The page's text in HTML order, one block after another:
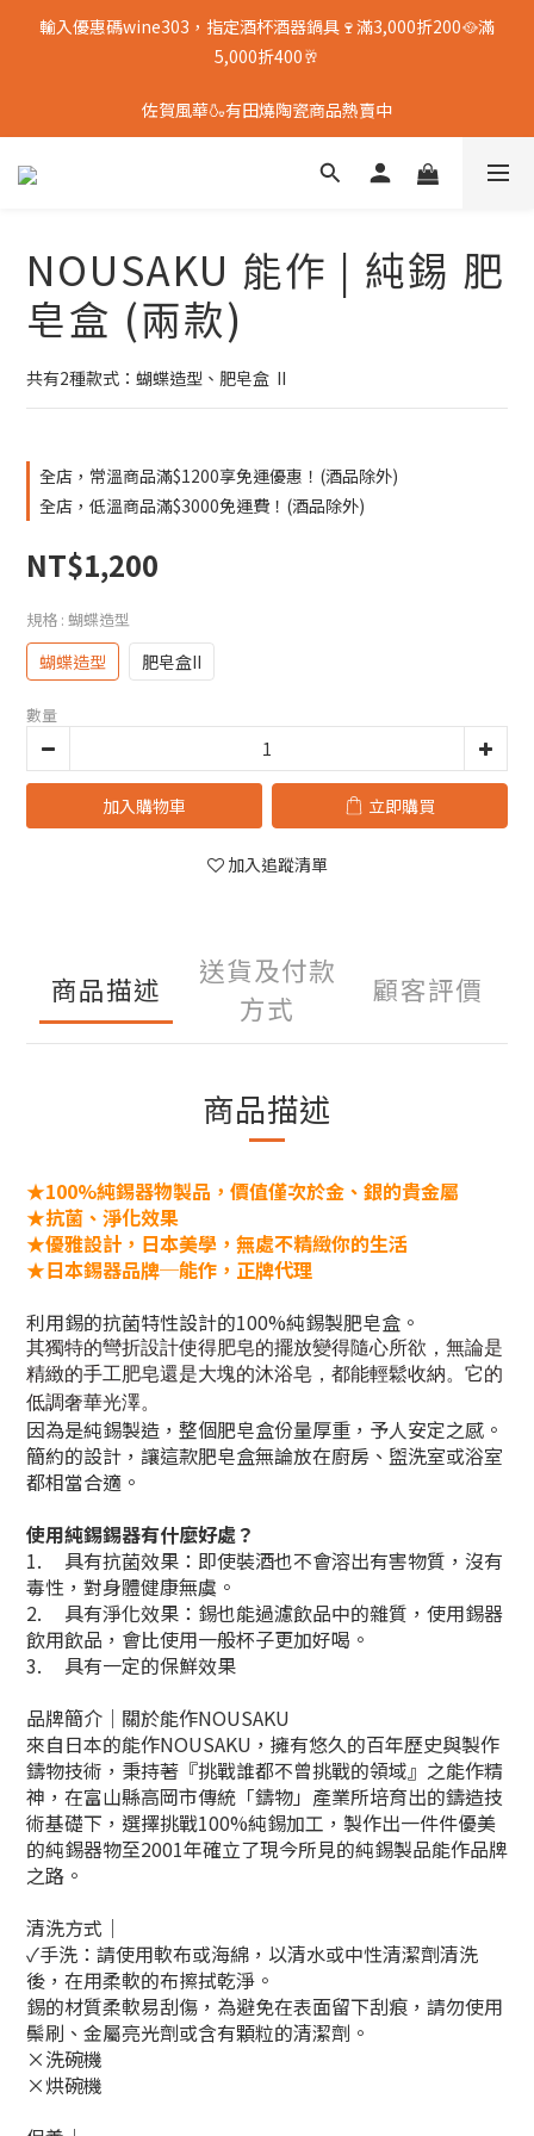
輸入優惠碼wine303，指定酒杯酒器鍋具🍷滿3,000折200🥘滿
5,000折400🥂
佐賀風華🍶有田燒陶瓷商品熱賣中
NOUSAKU 能作 | 純錫 肥
皂盒 (兩款)
共有2種款式：蝴蝶造型、肥皂盒  II
全店，常溫商品滿$1200享免運優惠！(酒品除外)
全店，低溫商品滿$3000免運費！(酒品除外)
NT$1,200
規格 : 蝴蝶造型
蝴蝶造型 肥皂盒II
數量
加入購物車 立即購買
加入追蹤清單
商品描述
送貨及付款
方式
顧客評價
商品描述
★100%純錫器物製品，價值僅次於金、銀的貴金屬
★抗菌、淨化效果
★優雅設計，日本美學，無處不精緻你的生活
★日本錫器品牌─能作，正牌代理
利用錫的抗菌特性設計的100%純錫製肥皂盒。
其獨特的彎折設計使得肥皂的擺放變得隨心所欲，無論是
精緻的手工肥皂還是大塊的沐浴皂，都能輕鬆收納。它的
低調奢華光澤。
因為是純錫製造，整個肥皂盒份量厚重，予人安定之感。
簡約的設計，讓這款肥皂盒無論放在廚房、盥洗室或浴室
都相當合適。
使用純錫錫器有什麼好處？
1.
具有抗菌效果：即使裝酒也不會溶出有害物質，沒有
毒性，對身體健康無虞。
2.
具有淨化效果：錫也能過濾飲品中的雜質，使用錫器
飲用飲品，會比使用一般杯子更加好喝。
3.
具有一定的保鮮效果
品牌簡介｜關於能作NOUSAKU
來自日本的能作NOUSAKU，擁有悠久的百年歷史與製作
鑄物技術，秉持著『挑戰誰都不曾挑戰的領域』之能作精
神，在富山縣高岡市傳統「鑄物」產業所培育出的鑄造技
術基礎下，選擇挑戰100%純錫加工，製作出一件件優美
的純錫器物至2001年確立了現今所見的純錫製品能作品牌
之路。
清洗方式｜
✓手洗：請使用軟布或海綿，以清水或中性清潔劑清洗
後，在用柔軟的布擦拭乾淨。
錫的材質柔軟易刮傷，為避免在表面留下刮痕，請勿使用
鬃刷、金屬亮光劑或含有顆粒的清潔劑。
×洗碗機
×烘碗機